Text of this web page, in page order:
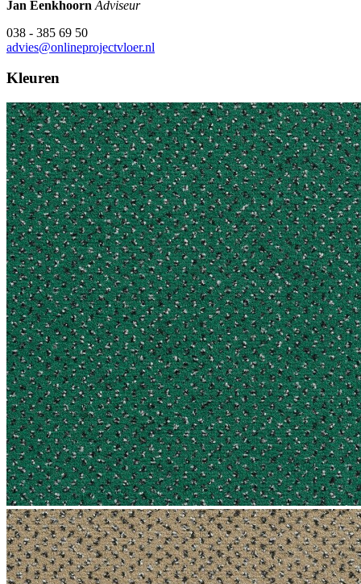
Jan Eenkhoorn Adviseur
038 - 385 69 50
advies@onlineprojectvloer.nl
Kleuren